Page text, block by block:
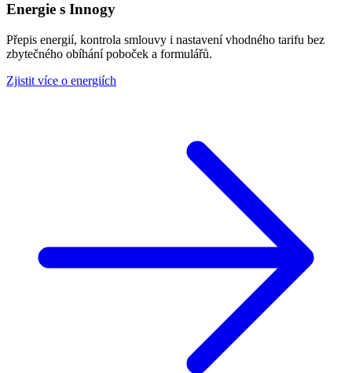
Energie s Innogy
Přepis energií, kontrola smlouvy i nastavení vhodného tarifu bez
zbytečného obíhání poboček a formulářů.
Zjistit více o energiích